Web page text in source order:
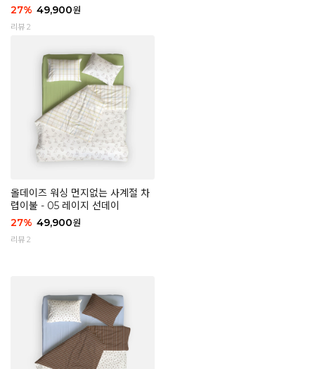
27% 49,900원
리뷰 2
올데이즈 워싱 먼지없는 사계절 차
렵이불 - 05 레이지 선데이
27% 49,900원
리뷰 2